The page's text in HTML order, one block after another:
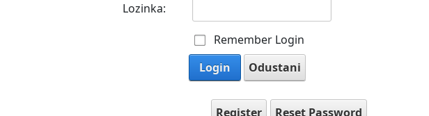
Lozinka:
Remember Login
Login
Odustani
Register Reset Password